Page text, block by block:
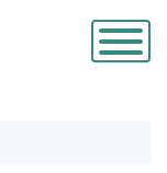
Přepnout
navigaci